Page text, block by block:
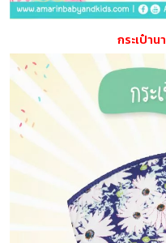
กระเป๋าน